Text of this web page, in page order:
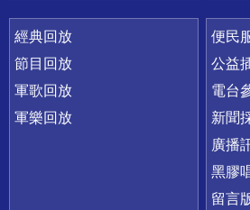
經典回放
節目回放
軍歌回放
軍樂回放
便民
公益
電台
新聞
廣播
黑膠
留言